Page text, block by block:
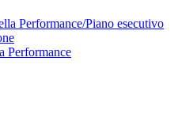
Performance/Piano esecutivo
Performance